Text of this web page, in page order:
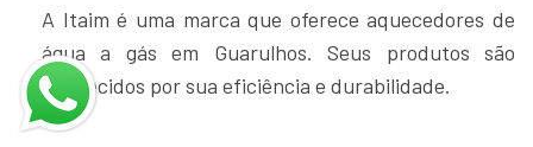
A Itaim é uma marca que oferece aquecedores de
água a gás em Guarulhos. Seus produtos são
conhecidos por sua eficiência e durabilidade.